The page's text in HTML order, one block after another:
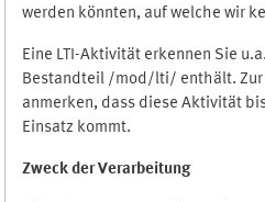
werden könnten, auf welche wir
Eine LTI-Aktivität erkennen Sie
Bestandteil /mod/lti/ enthält. Zur
anmerken, dass diese Aktivität
Einsatz kommt.
Zweck der Verarbeitung